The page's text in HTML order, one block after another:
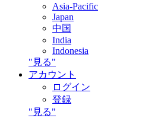
Asia-Pacific
Japan
中国
India
Indonesia
"見る"
アカウント
ログイン
登録
"見る"